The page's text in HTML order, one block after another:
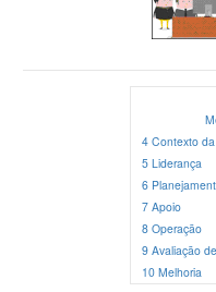
4 Contexto
5 Liderança
6
7 Apoio
8 Operação
9 Avaliação
10 Melhoria